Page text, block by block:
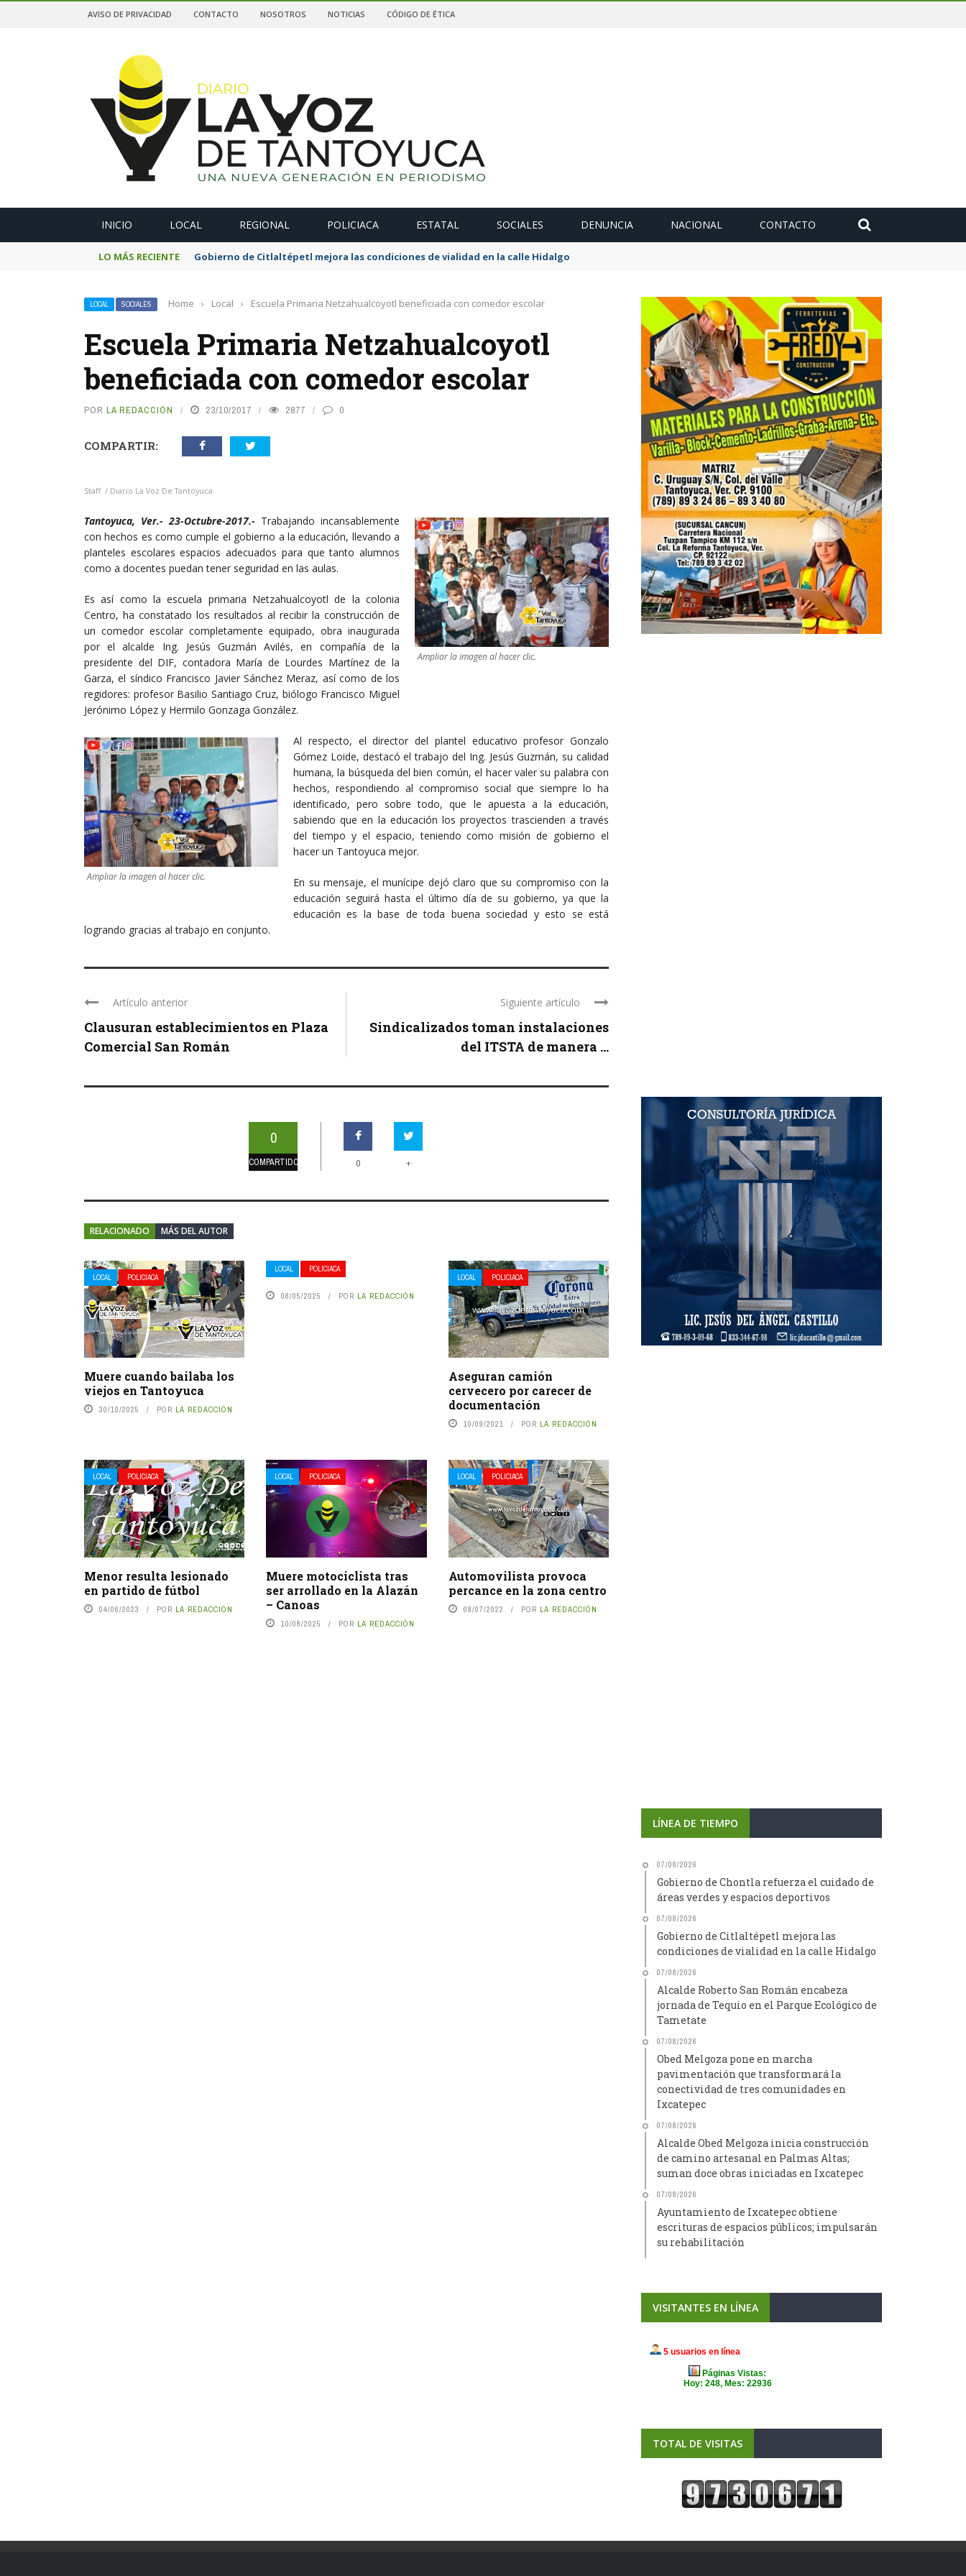
AVISO DE PRIVACIDAD CONTACTO NOSOTROS NOTICIAS CÓDIGO DE ÉTICA
INICIO LOCAL REGIONAL POLICIACA ESTATAL SOCIALES DENUNCIA NACIONAL CONTACTO
LO MÁS RECIENTE Gobierno de Citlaltépetl mejora las condiciones de vialidad en la calle Hidalgo
LOCAL SOCIALES Home › Local › Escuela Primaria Netzahualcoyotl beneficiada con comedor escolar
Escuela Primaria Netzahualcoyotl
beneficiada con comedor escolar
POR LA REDACCIÓN 23/10/2017 2877 0
COMPARTIR:
Staff / Diario La Voz De Tantoyuca
Ampliar la imagen al hacer clic.
Tantoyuca, Ver.- 23-Octubre-2017.- Trabajando incansablemente
con hechos es como cumple el gobierno a la educación, llevando a
planteles escolares espacios adecuados para que tanto alumnos
como a docentes puedan tener seguridad en las aulas.
Es así como la escuela primaria Netzahualcoyotl de la colonia
Centro, ha constatado los resultados al recibir la construcción de
un comedor escolar completamente equipado, obra inaugurada
por el alcalde Ing. Jesús Guzmán Avilés, en compañía de la
presidente del DIF, contadora María de Lourdes Martínez de la
Garza, el síndico Francisco Javier Sánchez Meraz, así como de los
regidores: profesor Basilio Santiago Cruz, biólogo Francisco Miguel
Jerónimo López y Hermilo Gonzaga González.
Ampliar la imagen al hacer clic.
Al respecto, el director del plantel educativo profesor Gonzalo
Gómez Loide, destacó el trabajo del Ing. Jesús Guzmán, su calidad
humana, la búsqueda del bien común, el hacer valer su palabra con
hechos, respondiendo al compromiso social que siempre lo ha
identificado, pero sobre todo, que le apuesta a la educación,
sabiendo que en la educación los proyectos trascienden a través
del tiempo y el espacio, teniendo como misión de gobierno el
hacer un Tantoyuca mejor.
En su mensaje, el munícipe dejó claro que su compromiso con la
educación seguirá hasta el último día de su gobierno, ya que la
educación es la base de toda buena sociedad y esto se está
logrando gracias al trabajo en conjunto.
Artículo anterior
Clausuran establecimientos en Plaza
Comercial San Román
Siguiente artículo
Sindicalizados toman instalaciones
del ITSTA de manera ...
0
COMPARTIDOS 0 +
RELACIONADO MÁS DEL AUTOR
LOCAL POLICIACA
Muere cuando bailaba los
viejos en Tantoyuca
30/10/2025 POR LA REDACCIÓN
LOCAL POLICIACA
08/05/2025 POR LA REDACCIÓN
LOCAL POLICIACA
Aseguran camión
cervecero por carecer de
documentación
10/09/2021 POR LA REDACCIÓN
LOCAL POLICIACA
Menor resulta lesionado
en partido de fútbol
04/06/2023 POR LA REDACCIÓN
LOCAL POLICIACA
Muere motociclista tras
ser arrollado en la Alazán
– Canoas
10/08/2025 POR LA REDACCIÓN
LOCAL POLICIACA
Automovilista provoca
percance en la zona centro
08/07/2022 POR LA REDACCIÓN
LÍNEA DE TIEMPO
07/08/2026
Gobierno de Chontla refuerza el cuidado de
áreas verdes y espacios deportivos
07/08/2026
Gobierno de Citlaltépetl mejora las
condiciones de vialidad en la calle Hidalgo
07/08/2026
Alcalde Roberto San Román encabeza
jornada de Tequio en el Parque Ecológico de
Tametate
07/08/2026
Obed Melgoza pone en marcha
pavimentación que transformará la
conectividad de tres comunidades en
Ixcatepec
07/08/2026
Alcalde Obed Melgoza inicia construcción
de camino artesanal en Palmas Altas;
suman doce obras iniciadas en Ixcatepec
07/08/2026
Ayuntamiento de Ixcatepec obtiene
escrituras de espacios públicos; impulsarán
su rehabilitación
VISITANTES EN LÍNEA
TOTAL DE VISITAS